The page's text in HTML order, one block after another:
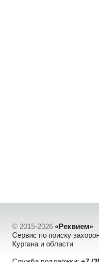
© 2015-2026 «Реквием»
Сервис по поиску
Кургана и области